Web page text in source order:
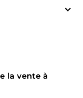
la vente à